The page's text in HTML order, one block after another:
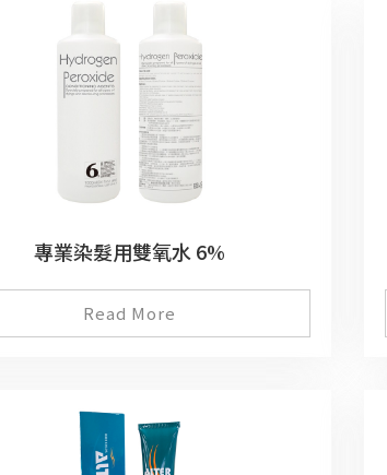
專業染髮用雙氧水 6%
Read More